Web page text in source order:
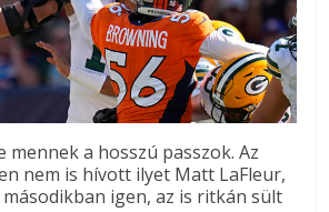
mennek a hosszú passzok. Az
nem is hívott ilyet Matt LaFleur,
igen, az is ritkán sült